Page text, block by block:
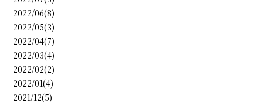
2022/06(8)
2022/05(3)
2022/04(7)
2022/03(4)
2022/02(2)
2022/01(4)
2021/12(5)